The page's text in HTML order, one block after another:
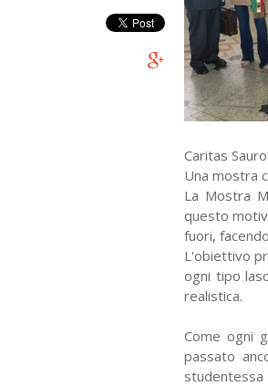
Caritas
Una mostra
La Mostra
questo
fuori,
L'obiettivo
ogni tipo
realistica.
Come ogni
passato